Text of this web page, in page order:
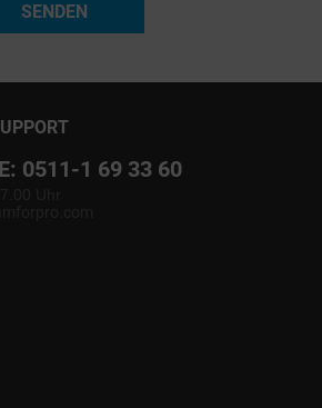
SENDEN
0511-1 69 33 60